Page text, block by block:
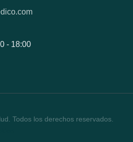
- 18:00
Todos los derechos reservados.